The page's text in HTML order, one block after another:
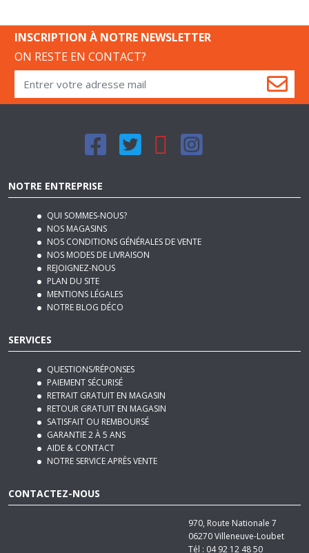
INSCRIPTION À NOTRE NEWSLETTER
ON RESTE EN CONTACT?
NOS MAGASINS
NOS CONDITIONS GÉNÉRALES DE VENTE
NOS MODES DE LIVRAISON
REJOIGNEZ-NOUS
PLAN DU SITE
MENTIONS LÉGALES
NOTRE BLOG DÉCO
PAIEMENT SÉCURISÉ
RETRAIT GRATUIT EN MAGASIN
RETOUR GRATUIT EN MAGASIN
SATISFAIT OU REMBOURSÉ
GARANTIE 2 À 5 ANS
AIDE & CONTACT
NOTRE SERVICE APRÈS VENTE
06270Villeneuve-Loubet
Tél :04 92 12 48 50
Email :contact@basika.fr